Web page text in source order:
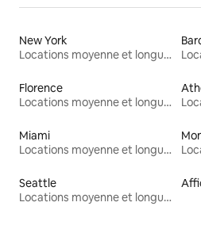
New York
Locations moyenne et longue durée
Florence
Locations moyenne et longue durée
Miami
Locations moyenne et longue durée
Seattle
Locations moyenne et longue durée